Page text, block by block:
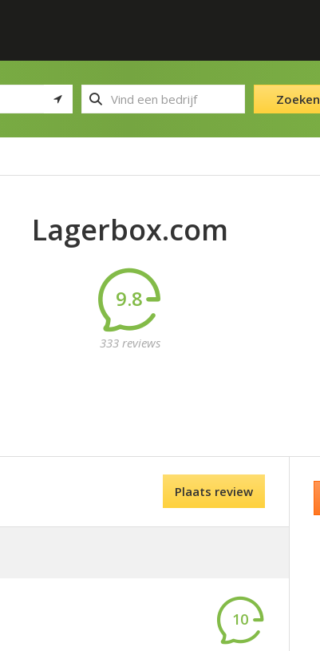
Zoeken
Lagerbox.com
9.8
333 reviews
Plaats review
10